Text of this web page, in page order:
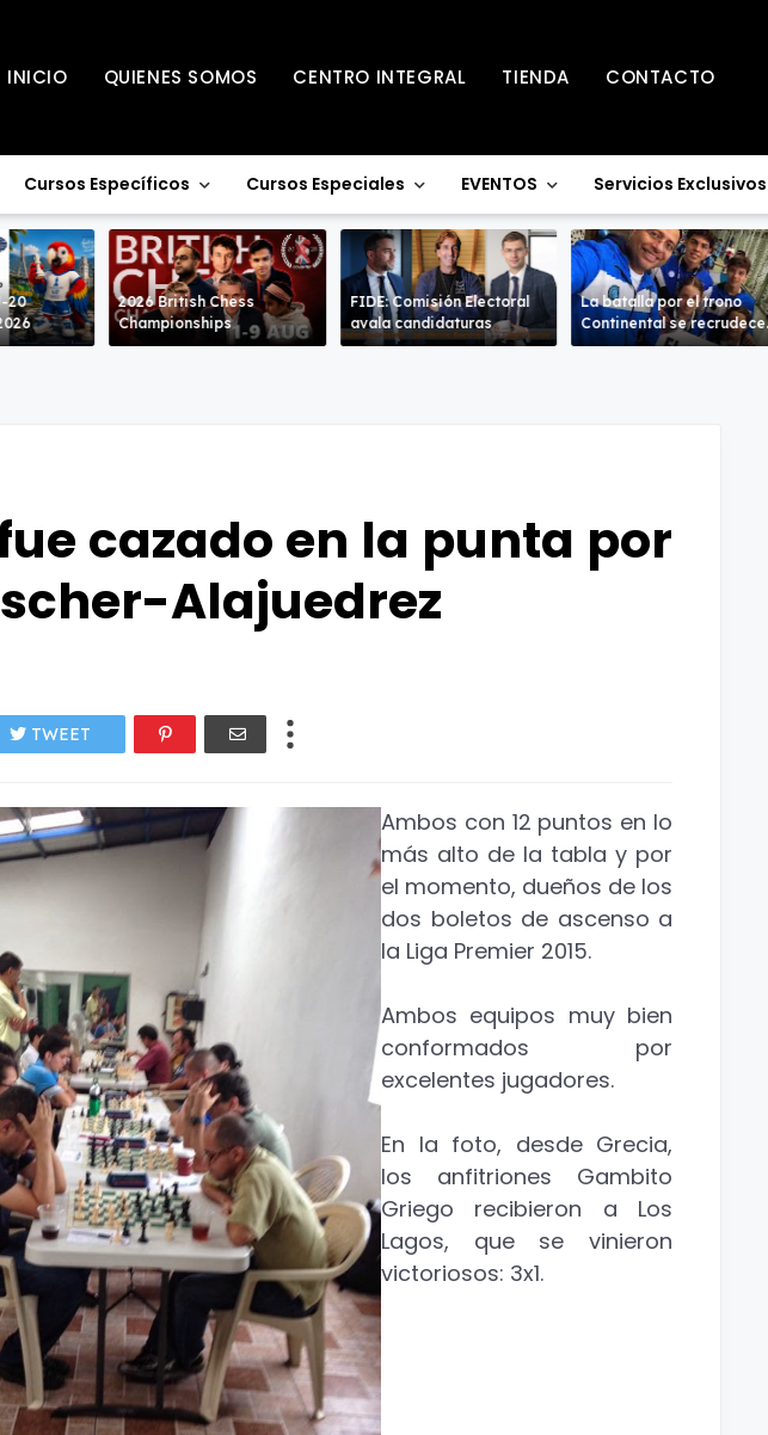
INICIO QUIENES SOMOS CENTRO INTEGRAL TIENDA CONTACTO
Cursos Específicos Cursos Especiales EVENTOS Servicios Exclusivos
20
2026 British Chess
Championships
FIDE: Comisión Electoral
avala candidaturas
La batalla por el trono
Continental se recrudece
en la Sub-18 en ambas
cazado en la punta por
Alajuedrez
TWEET
Ambos con 12 puntos en lo
más alto de la tabla y por
el momento, dueños de los
dos boletos de ascenso a
la Liga Premier 2015.
Ambos equipos muy bien
conformados por
excelentes jugadores.
En la foto, desde Grecia,
los anfitriones Gambito
Griego recibieron a Los
Lagos, que se vinieron
victoriosos: 3x1.